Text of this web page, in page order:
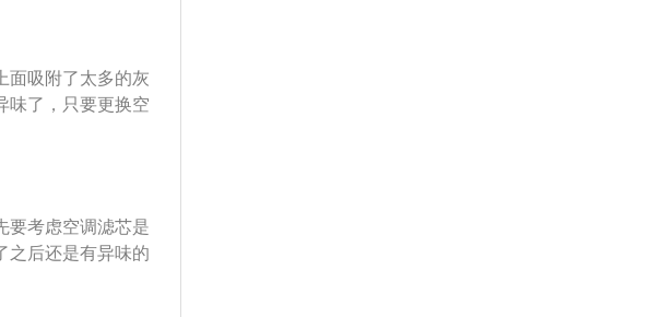
清洁剂后，从汽
平，然后将清洁
过程中清洁剂流
剂在空调系统的各
。
面吸附了太多的灰
味了，只要更换空
要预防空调异味
气通道当中的水
在每次临停车的
气吹干空调内部
环境，汽车的出风
有条件的可以及
要考虑空调滤芯是
之后还是有异味的
箱有可能是滋生